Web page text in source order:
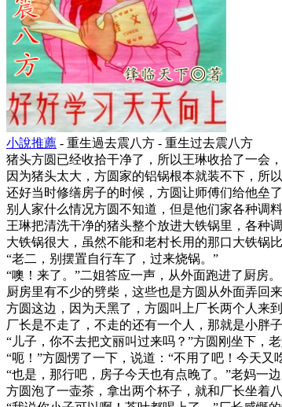
小說推薦 - 重生過去震八方 - 重生过去震八方
猪头方圆已经收拾干净了，所以王琳收拾了一会
因为猪头太大，方圆家的铝锅根本就装不下，所以
还好当时修缮房子的时候，方圆让师傅们给他垒
别人家什么情况方圆不知道，但是他们家各种调
王琳把清洗干净的猪头整个放进大铁锅里，各种
大铁锅很大，虽然不能和老村长用的那口大铁锅
“老二，别摆置自行车了，过来烧锅。”
“噢！来了。”二姐答应一声，从外面跑进了厨房。
厨房里有不少的劈柴，这些也是方圆从外面弄回
方圆这边，因为天黑了，方圆叫上厂长两个人来到
厂长是不走了，不走的还有一个人，那就是小胖
“儿子，你不去把文丽叫过来吗？”方圆刚坐下，老
“呃！”方圆愣了一下，说道：“不用了吧！今天又
“也是，那行吧，房子今天也有点晚了。”老妈一边
方圆泡了一壶茶，拿出两个杯子，就和厂长坐着